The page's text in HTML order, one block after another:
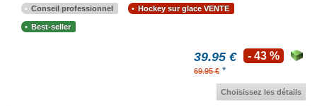
Conseil professionnel Hockey sur glace VENTE
Best-seller
39.95 €
69.95 € *
- 43 %
Choisissez les détails